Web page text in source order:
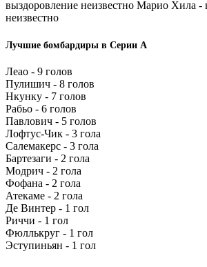
выздоровление неизвестно Марио Хила -
неизвестно
Лучшие бомбардиры в Серии А
Леао - 9 голов
Пулишич - 8 голов
Нкунку - 7 голов
Рабьо - 6 голов
Павлович - 5 голов
Лофтус-Чик - 3 гола
Салемакерс - 3 гола
Бартезаги - 2 гола
Модрич - 2 гола
Фофана - 2 гола
Атекаме - 2 гола
Де Винтер - 1 гол
Риччи - 1 гол
Фюллькруг - 1 гол
Эступиньян - 1 гол